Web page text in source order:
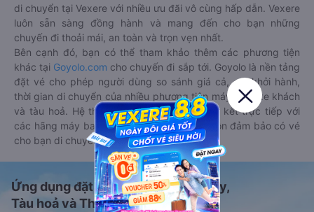
di chuyển tại Vexere với nhiều ưu đãi vô cùng hấp dẫn. Vexere
luôn sẵn sàng đồng hành và mang đến cho bạn những
chuyến đi thoải mái, an toàn và trọn vẹn nhất.
Bên cạnh đó, bạn có thể tham khảo thêm các phương tiện
khác tại Goyolo.com cho chuyến đi sắp tới. Goyolo là nền tảng
đặt vé cho phép người dùng so sánh giá cả, giờ khởi hành,
thời gian di chuyển của nhiều phương tiện máy bay, xe khách
và tàu hoả. Hệ thống của Goyolo được liên kết trực tiếp với
các hãng máy bay, xe khách và tàu hoả, luôn đảm bảo có vé
cho bạn di chuyển.
Ứng dụng đặt vé Xe khách, Máy bay,
Tàu hoả và Thuê xe